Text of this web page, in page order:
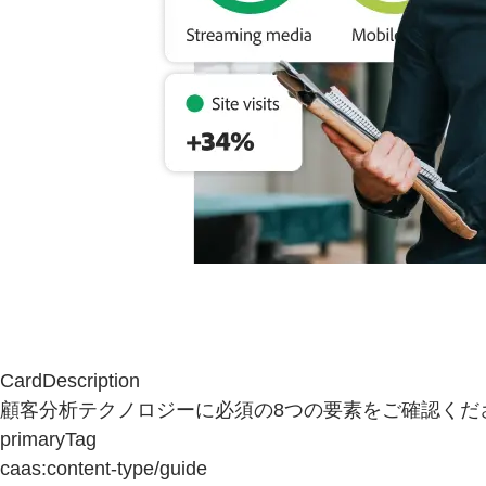
CardDescription
顧客分析テクノロジーに必須の8つの要素をご確認くだ
primaryTag
caas:content-type/guide